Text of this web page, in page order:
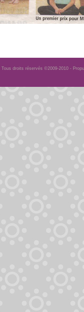
Tous droits réservés ©2009-2010 -